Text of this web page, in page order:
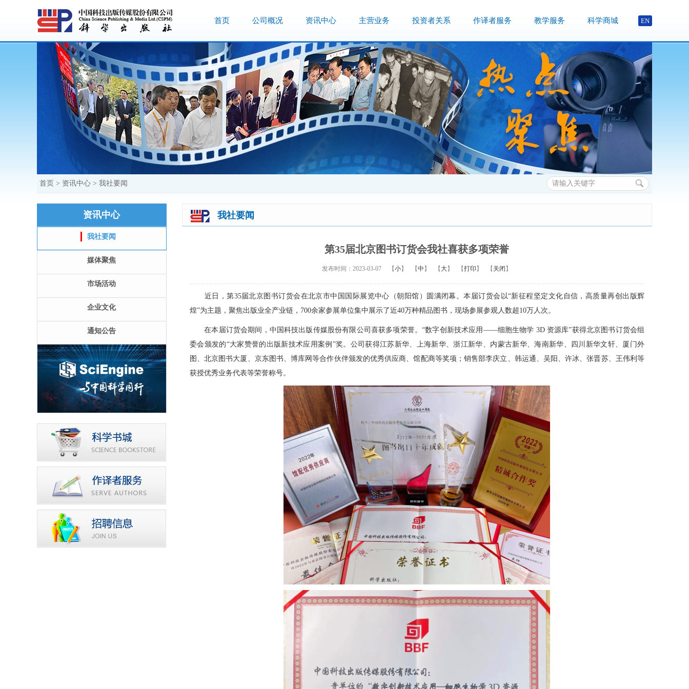
首页 公司概况 资讯中心 主营业务 投资者关系 作译者服务 教学服务 科学商城 EN
首页 > 资讯中心 > 我社要闻
资讯中心
我社要闻
媒体聚焦
市场活动
企业文化
通知公告
我社要闻
第35届北京图书订货会我社喜获多项荣誉
发布时间：2023-03-07 【小】 【中 】 【 大】 【打印 】 【 关闭 】
近日，第35届北京图书订货会在北京市中国国际展览中心（朝阳馆）圆满闭幕。本届订货会以“新征程坚定文化自信，高质量再创出版辉
煌”为主题，聚焦出版业全产业链， 700余家参展单位集中展示了近40万种精品图书，现场参展参观人数超 10万人次。
在本届订货会期间，中国科技出版传媒股份有限公司喜获多项荣誉。“数字创新技术应用——细胞生物学 3D 资源库”获得北京图书订货会组
委会颁发的“大家赞誉的出版新技术应用案例”奖。公司获得江苏新华、上海新华、浙江新华、内蒙古新华、海南新华、四川新华文轩、厦门外
图、北京图书大厦、京东图书、博库网等合作伙伴颁发的优秀供应商、馆配商等奖项；销售部李庆立、韩运通、吴阳、许冰、张晋苏、王伟利等
获授优秀业务代表等荣誉称号。